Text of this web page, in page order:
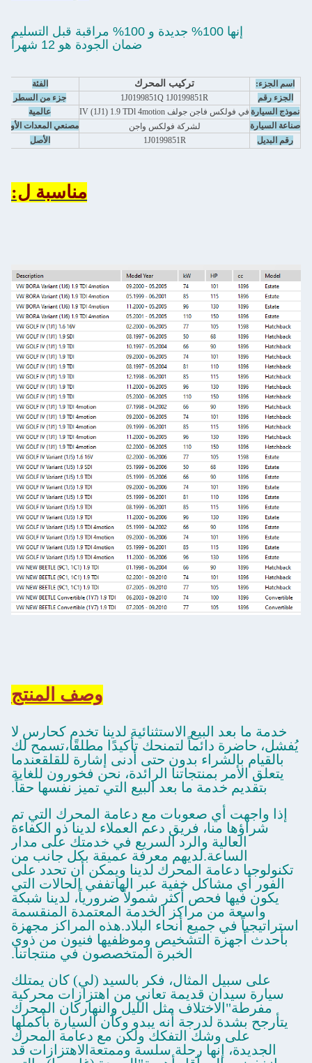
إنها 100% جديدة و 100% مراقبة قبل التسليم
ضمان الجودة هو 12 شهراً
اسم الجزء: تركيب المحرك
الفئة
الجزء رقم
1J0199851Q 1J0199851R
جزء من السطر
نموذج السيارة في فولكس فاجن جولف IV (1J1) 1.9 TDl 4motion
عالمية
صناعة السيارة
لشركة فولكس واجن
مصنعي المعدات الأولية
رقم البديل
1J0199851R الأصل
مناسبة ل:
وصف المنتج
خدمة ما بعد البيع الاستثنائية لدينا تخدم كحارس لا
يُفشل، حاضرة دائماً لتمنحك تأكيدًا مطلقًا،تسمح لك
بالقيام بالشراء بدون حتى أدنى إشارة للقلقعندما
يتعلق الأمر بمنتجاتنا الرائدة، نحن فخورون للغاية
بتقديم خدمة ما بعد البيع التي تميز نفسها حقاً.
إذا واجهت أي صعوبات مع دعامة المحرك التي تم
شراؤها منا، فريق دعم العملاء لدينا ذو الكفاءة
العالية والرد السريع في خدمتك على مدار
الساعة.لديهم معرفة عميقة بكل جانب من
تكنولوجيا دعامة المحرك لدينا ويمكن أن تحدد على
الفور أي مشاكل خفية عبر الهاتففي الحالات التي
يكون فيها فحص أكثر شمولاً ضرورياً، لدينا شبكة
واسعة من مراكز الخدمة المعتمدة المنقسمة
استراتيجياً في جميع أنحاء البلاد.هذه المراكز مجهزة
بأحدث أجهزة التشخيص وموظفيها فنيون من ذوي
الخبرة المتخصصون في منتجاتنا.
على سبيل المثال، فكر بالسيد (لي) كان يمتلك
سيارة سيدان قديمة تعاني من اهتزازات محركية
مفرطة"الاختلاف مثل الليل والنهاركان المحرك
يتأرجح بشدة لدرجة أنه يبدو وكأن السيارة بأكملها
على وشك التفكك ولكن مع دعامة المحرك
الجديدة، إنها رحلة سلسة وممتعةالاهتزازات قد